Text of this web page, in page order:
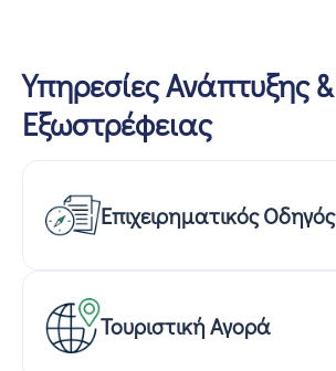
Υπηρεσίες Ανάπτυξης &
Εξωστρέφειας
Επιχειρηματικός Οδηγός
Τουριστική Αγορά